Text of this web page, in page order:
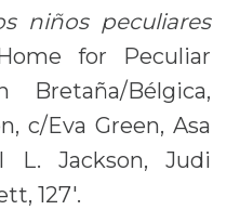
niños peculiares
for Peculiar
Bretaña/Bélgica,
c/Eva Green, Asa
L. Jackson, Judi
127′.